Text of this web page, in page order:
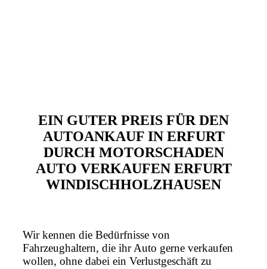
EIN GUTER PREIS FÜR DEN
AUTOANKAUF IN ERFURT
DURCH MOTORSCHADEN
AUTO VERKAUFEN ERFURT
WINDISCHHOLZHAUSEN
Wir kennen die Bedürfnisse von
Fahrzeughaltern, die ihr Auto gerne verkaufen
wollen, ohne dabei ein Verlustgeschäft zu